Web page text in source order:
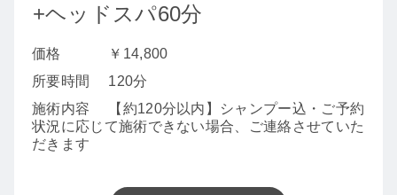
+ヘッドスパ60分
価格
￥14,800
所要時間
120分
施術内容
【約120分以内】シャンプー込・ご予約
状況に応じて施術できない場合、ご連絡させていた
だきます